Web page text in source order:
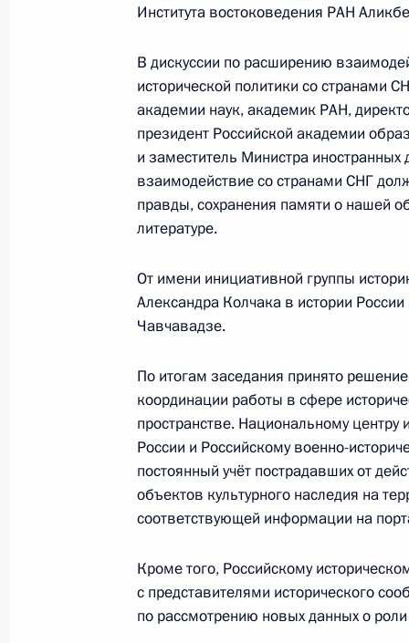
21 февраля 2022 года, 18:30
Магомедсалам Магомедов и
о старте XIX конкурса
Россия»
10 февраля 2022 года, 10:00
13 октября 2021 года, 20:10
Первое заседание
по историческому просвещению
28 сентября 2021 года, 17:00
Владимир Мединский принял
5 октября 2020 года, 19:00
Института востоковедения РАН
В дискуссии по расширению
исторической политики со странами
академии наук, академик РАН,
президент Российской академии
и заместитель Министра
взаимодействие со странами СНГ
правды, сохранения памяти о нашей
литературе.
От имени инициативной группы
Александра Колчака в истории
Чавчавадзе.
По итогам заседания принято
координации работы в сфере
пространстве. Национальному
России и Российскому военно-
постоянный учёт пострадавших от
объектов культурного наследия на
соответствующей информации на
Кроме того, Российскому
с представителями исторического
по рассмотрению новых данных о